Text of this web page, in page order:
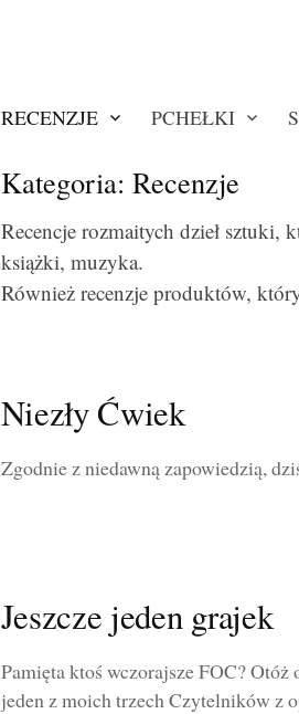
RECENZJE PCHEŁKI
Kategoria: Recenzje
Recencje rozmaitych dzieł sztuki,
książki, muzyka.
Również recenzje produktów,
Niezły Ćwiek
Zgodnie z niedawną zapowiedzią,
Jeszcze jeden grajek
Pamięta ktoś wczorajsze FOC?
jeden z moich trzech Czytelników z